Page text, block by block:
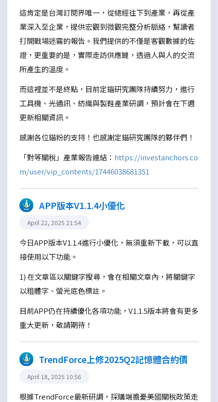
這肯定是台灣訂閱界唯一，從總經往下到產業，再從產
業深入至企業，提供宏觀到微觀完整分析脈絡，幫讀者
打開戰場迷霧的報告。我們提供的不僅是客觀數據的佐
證，更重要的是，實際走訪供應鏈，透過人與人的交流
所產生的溫度。
而這裡並不是終點，目前定錨研究團隊持續努力，進行
工具機、光通訊、紡織與製鞋產業研調，預計會在下週
更新相關資訊。
感謝各位錨粉的支持！也感謝定錨研究團隊的夥伴們！
「對等關稅」產業報告連結： https://investanchors.co
m/user/vip_contents/17446038681351
APP版本V1.1.4小優化
April 22, 2025 21:54
今日APP版本V1.1.4進行小優化，無須重新下載，可以直
接使用以下功能。
1) 在文章區以關鍵字搜尋，會在相關文章內，將關鍵字
以粗體字、螢光底色標註。
目前APP仍在持續優化各項功能，V1.1.5版本將會有更多
重大更新，敬請期待！
TrendForce上修2025Q2記憶體合約價
April 18, 2025 10:56
根據TrendForce最新研調，採購端擔憂美國關稅政策走